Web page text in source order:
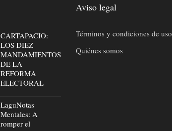
CARTAPACIO:
LOS DIEZ
MANDAMIENTOS
DE LA
REFORMA
ELECTORAL
LaguNotas
Mentales: A
romper el
Aviso legal
Términos y condiciones de uso
Quiénes somos